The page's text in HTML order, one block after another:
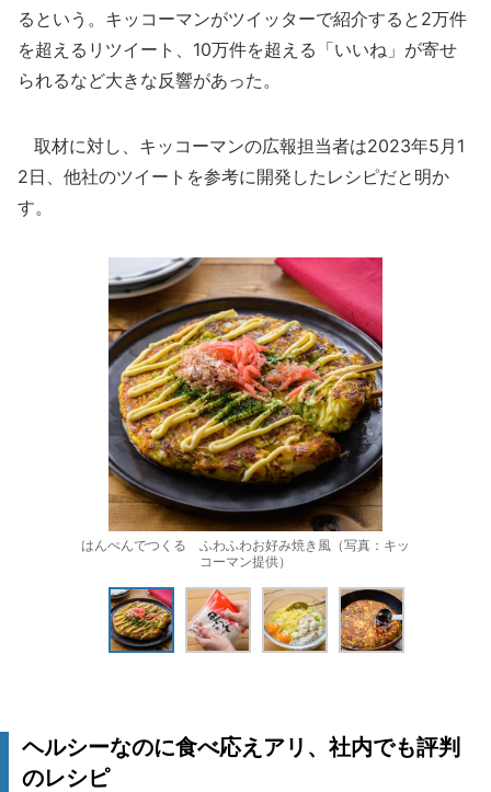
るという。キッコーマンがツイッターで紹介すると2万件
を超えるリツイート、10万件を超える「いいね」が寄せ
られるなど大きな反響があった。
取材に対し、キッコーマンの広報担当者は2023年5月1
2日、他社のツイートを参考に開発したレシピだと明か
す。
はんぺんでつくる ふわふわお好み焼き風（写真：キッ
コーマン提供）
ヘルシーなのに食べ応えアリ、社内でも評判
のレシピ